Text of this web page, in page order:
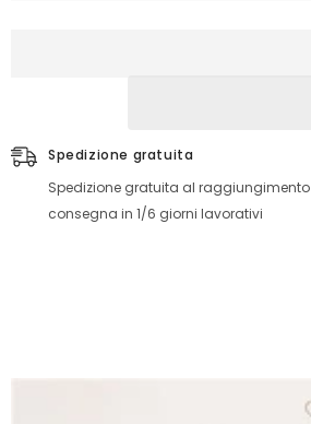
Spedizione gratuita
Spedizione gratuita al
consegna in 1/6 giorni lavorativi